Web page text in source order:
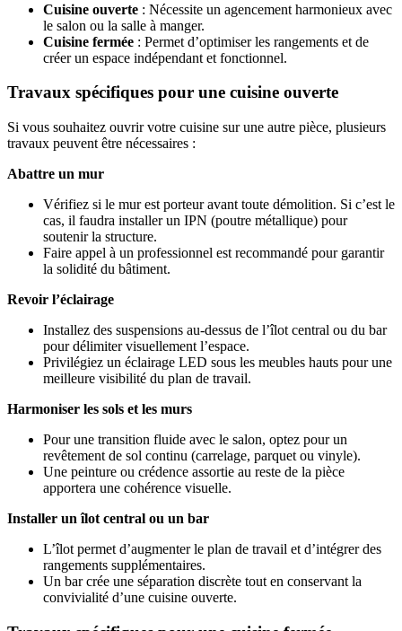
Cuisine ouverte : Nécessite un agencement harmonieux avec
le salon ou la salle à manger.
Cuisine fermée : Permet d’optimiser les rangements et de
créer un espace indépendant et fonctionnel.
Travaux spécifiques pour une cuisine ouverte
Si vous souhaitez ouvrir votre cuisine sur une autre pièce, plusieurs
travaux peuvent être nécessaires :
Abattre un mur
Vérifiez si le mur est porteur avant toute démolition. Si c’est le
cas, il faudra installer un IPN (poutre métallique) pour
soutenir la structure.
Faire appel à un professionnel est recommandé pour garantir
la solidité du bâtiment.
Revoir l’éclairage
Installez des suspensions au-dessus de l’îlot central ou du bar
pour délimiter visuellement l’espace.
Privilégiez un éclairage LED sous les meubles hauts pour une
meilleure visibilité du plan de travail.
Harmoniser les sols et les murs
Pour une transition fluide avec le salon, optez pour un
revêtement de sol continu (carrelage, parquet ou vinyle).
Une peinture ou crédence assortie au reste de la pièce
apportera une cohérence visuelle.
Installer un îlot central ou un bar
L’îlot permet d’augmenter le plan de travail et d’intégrer des
rangements supplémentaires.
Un bar crée une séparation discrète tout en conservant la
convivialité d’une cuisine ouverte.